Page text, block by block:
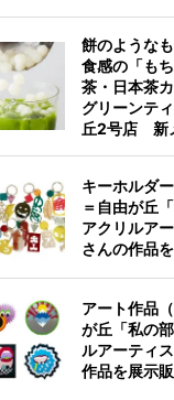
餅のような
食感の「も
茶・日本茶
グリーンテ
丘2号店 新
キーホルダ
＝自由が丘
アクリルア
さんの作品
アート作品
が丘「私の
ルアーティ
作品を展示